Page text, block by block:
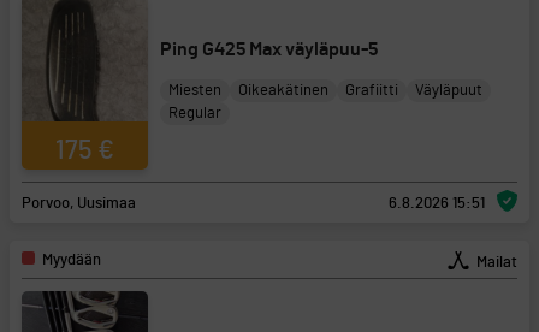
175 €
Ping G425 Max väyläpuu-5
Miesten Oikeakätinen Grafiitti
Väyläpuut
Regular
Porvoo, Uusimaa 6.8.2026 15:51
Myydään Mailat